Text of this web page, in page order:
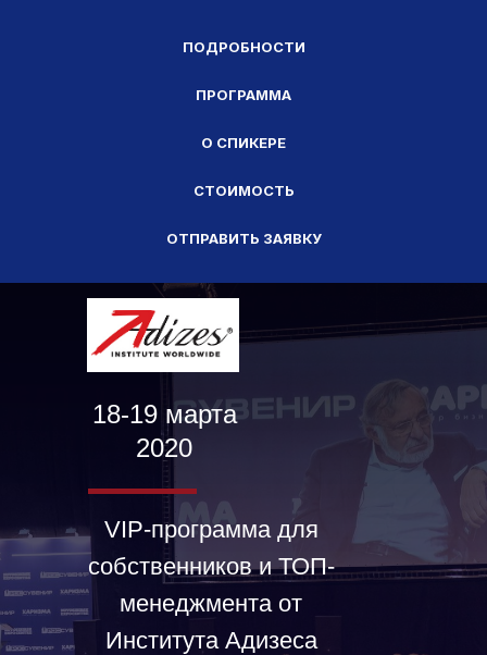
ПОДРОБНОСТИ
ПРОГРАММА
О СПИКЕРЕ
СТОИМОСТЬ
ОТПРАВИТЬ ЗАЯВКУ
VIP-программа для
собственников и ТОП-
менеджмента от
Института Адизеса
18-19 марта
2020